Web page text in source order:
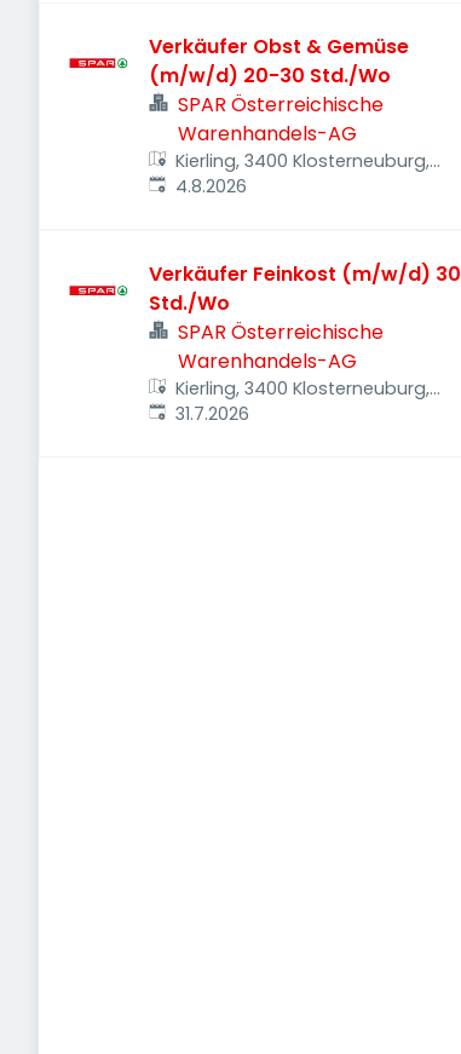
Verkäufer Obst & Gemüse
(m/w/d) 20-30 Std./Wo
SPAR Österreichische
Warenhandels-AG
Kierling, 3400 Klosterneuburg,
Österreich
Veröffentlicht
4.8.2026
Verkäufer Feinkost (m/w/d) 30
Std./Wo
SPAR Österreichische
Warenhandels-AG
Kierling, 3400 Klosterneuburg,
Österreich
Veröffentlicht
31.7.2026